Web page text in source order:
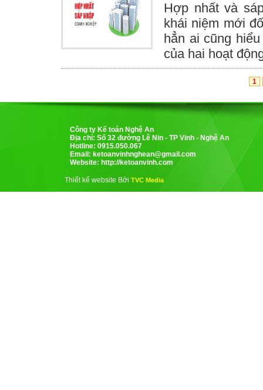
Hợp nhất và
khái niệm mới
hẳn ai cũng
của hai hoạt
1
Công ty Kế toán Nghệ An
Địa chỉ: Số 32 đường Lê Nin - TP Vinh - Nghệ An
Hotline: 0915.050.067
Email: ketoanvinhnghean@gmail.com
Website: http://ketoanvinh.com
Thiết kế website Bởi TVC Media